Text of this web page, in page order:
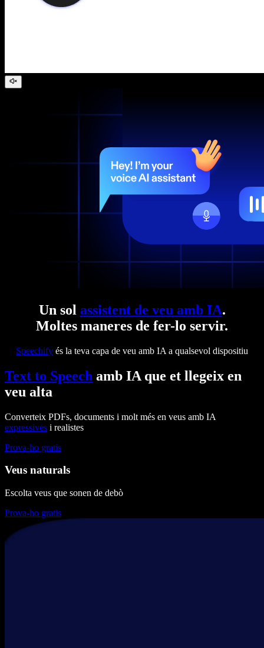
Un sol assistent de veu amb IA.
Moltes maneres de fer-lo servir.
Speechify és la teva capa de veu amb IA a qualsevol dispositiu
Text to Speech amb IA que et llegeix en
veu alta
Converteix PDFs, documents i molt més en veus amb IA
expressives i realistes
Prova-ho gratis
Veus naturals
Escolta veus que sonen de debò
Prova-ho gratis